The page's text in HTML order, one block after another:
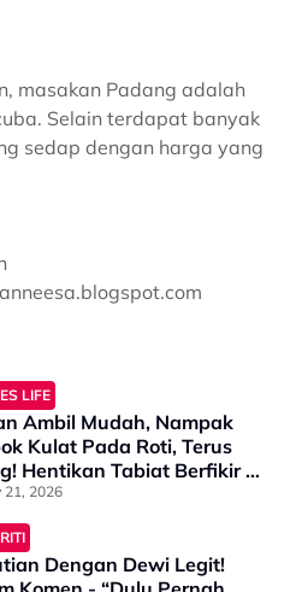
masakan Padang adalah
Selain terdapat banyak
sedap dengan harga yang
LIFE
Ambil Mudah, Nampak
Kulat Pada Roti, Terus
Hentikan Tabiat Berfikir -
Hijau Tu Je, Lain Boleh
21, 2026
Dengan Dewi Legit!